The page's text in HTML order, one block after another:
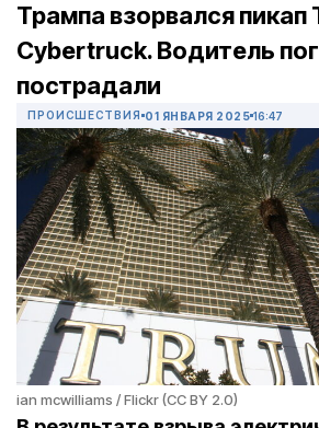
Трампа взорвался пикап
Cybertruck. Водитель
пострадали
ПРОИСШЕСТВИЯ 01 ЯНВАРЯ 2025 16:47
ian mcwilliams / Flickr (CC BY 2.0)